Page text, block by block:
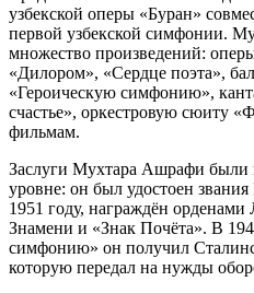
узбекской оперы «Буран»
первой узбекской симфонии.
множество произведений:
«Дилором», «Сердце поэта»,
«Героическую симфонию»,
счастье», оркестровую сюиту
фильмам.
Заслуги Мухтара Ашрафи были
уровне: он был удостоен
1951 году, награждён
Знамени и «Знак Почёта». В
симфонию» он получил
которую передал на нужды